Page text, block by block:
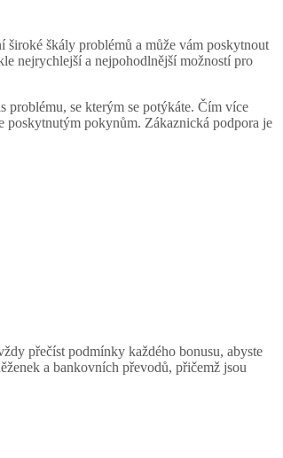
škály problémů a může vám poskytnout
nejrychlejší a nejpohodlnější možností pro
problému, se kterým se potýkáte. Čím více
poskytnutým pokynům. Zákaznická podpora je
přečíst podmínky každého bonusu, abyste
a bankovních převodů, přičemž jsou